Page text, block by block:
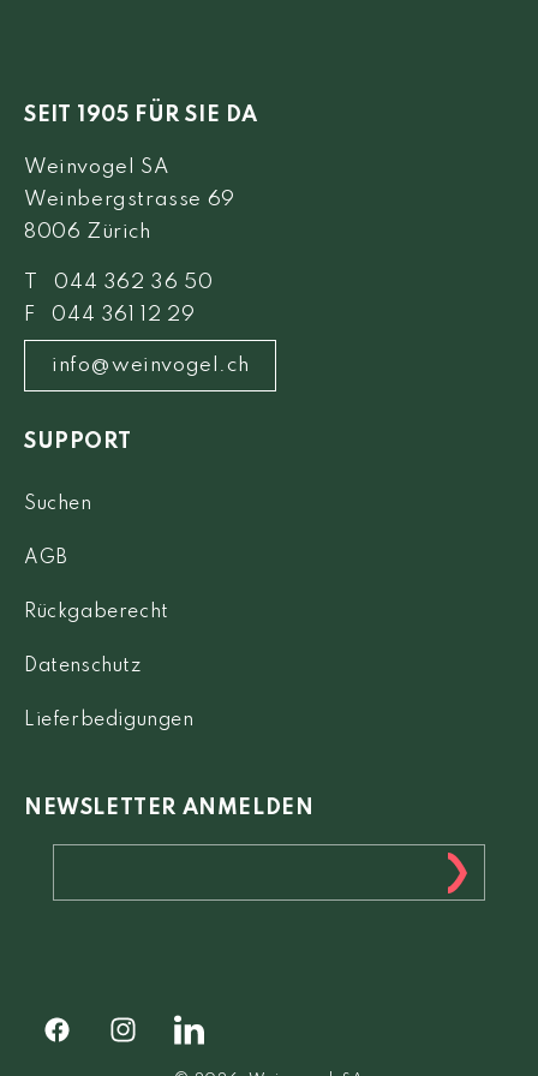
SEIT 1905 FÜR SIE DA
Weinvogel SA
Weinbergstrasse 69
8006 Zürich
T 044 362 36 50
F 044 361 12 29
info@weinvogel.ch
SUPPORT
Suchen
AGB
Rückgaberecht
Datenschutz
Lieferbedigungen
NEWSLETTER ANMELDEN
FacebookInstagramFacebook